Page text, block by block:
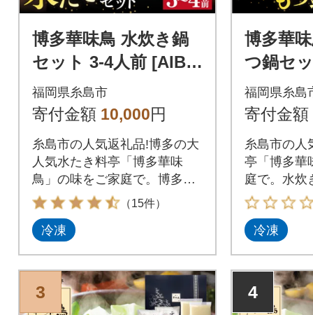
博多華味鳥 水炊き鍋
セット 3-4人前 [AIB0
01]
福岡県糸島市
寄付金額 10,000円
糸島市の人気返礼品!博多の大
人気水たき料亭「博多華味
鳥」の味をご家庭で。博多華
味鳥(はなみどり)の一番人
気、水たきセットは旨味たっ
ぷりの濃厚鶏ガラ水炊きスー
を福岡の郷土料理「水炊き」
にてじっくり味わっていただ
ける至福の水炊きセットで
（15件）
冷凍
博多華
つ鍋セ
[AIB005]
福岡県糸島
寄付金額
糸島市の人
亭「博多華
庭で。水炊
トでお届け
冷凍
3 4